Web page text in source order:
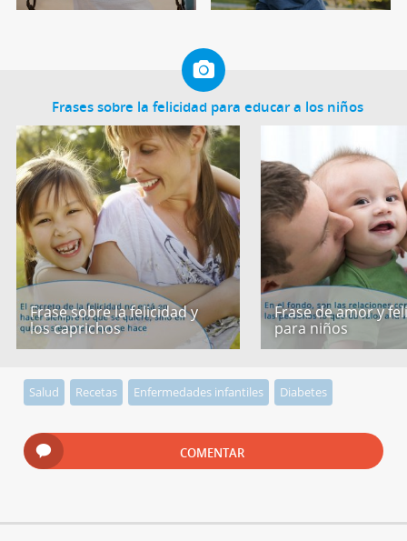
Frases sobre la felicidad para educar a los niños
Frase sobre la felicidad y
los caprichos
Frase de amor y
para niños
Salud Recetas Enfermedades infantiles Diabetes
COMENTAR